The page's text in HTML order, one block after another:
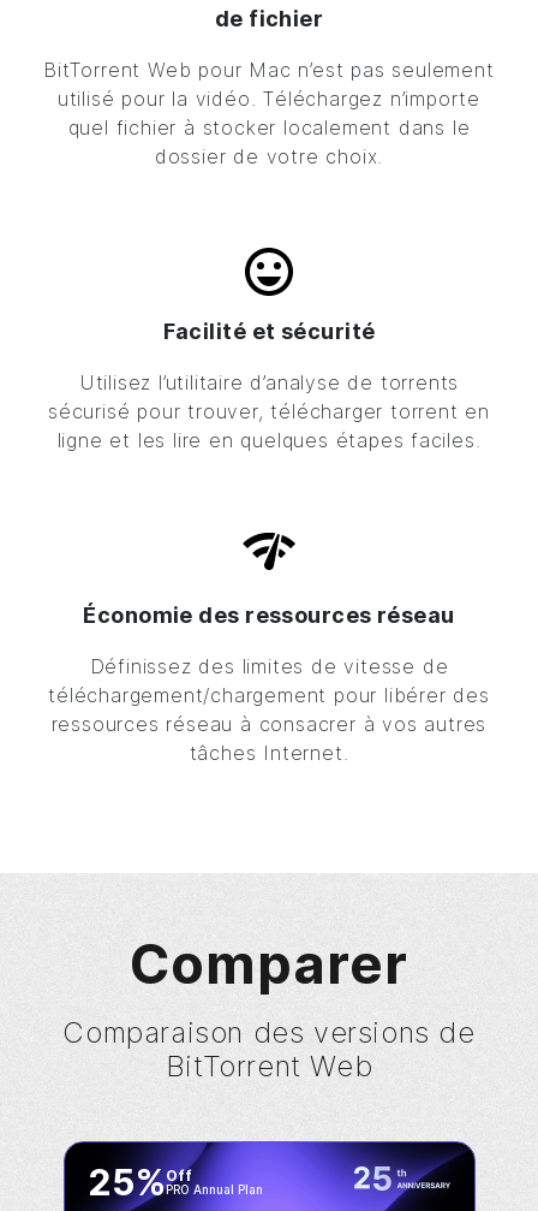
de fichier
BitTorrent Web pour Mac n’est pas seulement
utilisé pour la vidéo. Téléchargez n’importe
quel fichier à stocker localement dans le
dossier de votre choix.
Facilité et sécurité
Utilisez l’utilitaire d’analyse de torrents
sécurisé pour trouver, télécharger torrent en
ligne et les lire en quelques étapes faciles.
Économie des ressources réseau
Définissez des limites de vitesse de
téléchargement/chargement pour libérer des
ressources réseau à consacrer à vos autres
tâches Internet.
Comparer
Comparaison des versions de
BitTorrent Web
25%Off
PRO Annual Plan